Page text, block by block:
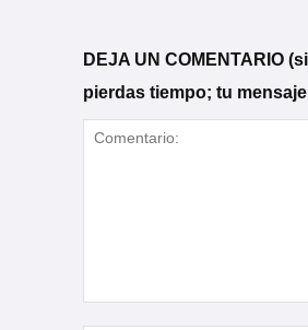
DEJA UN COMENTARIO
pierdas tiempo; tu